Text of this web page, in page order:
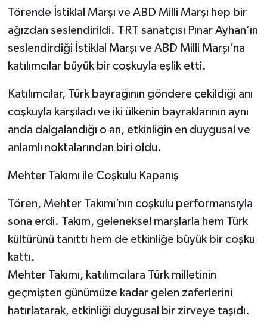
Törende İstiklal Marşı ve ABD Milli Marşı hep bir
ağızdan seslendirildi. TRT sanatçısı Pınar Ayhan’ın
seslendirdiği İstiklal Marşı ve ABD Milli Marşı’na
katılımcılar büyük bir coşkuyla eşlik etti.
Katılımcılar, Türk bayrağının göndere çekildiği anı
coşkuyla karşıladı ve iki ülkenin bayraklarının aynı
anda dalgalandığı o an, etkinliğin en duygusal ve
anlamlı noktalarından biri oldu.
Mehter Takımı ile Coşkulu Kapanış
Tören, Mehter Takımı’nın coşkulu performansıyla
sona erdi. Takım, geleneksel marşlarla hem Türk
kültürünü tanıttı hem de etkinliğe büyük bir coşku
kattı.
Mehter Takımı, katılımcılara Türk milletinin
geçmişten günümüze kadar gelen zaferlerini
hatırlatarak, etkinliği duygusal bir zirveye taşıdı.